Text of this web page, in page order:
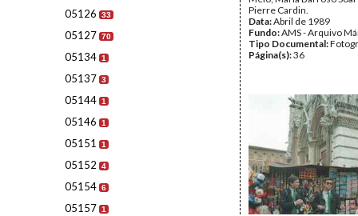
05126 33
05127 70
05134 1
05137 3
05144 1
05146 1
05151 1
05152 4
05154 6
05157 1
Pierre Cardin.
Data:Abril de 1989
Fundo:AMS - Arquivo
Tipo Documental:
Página(s):36